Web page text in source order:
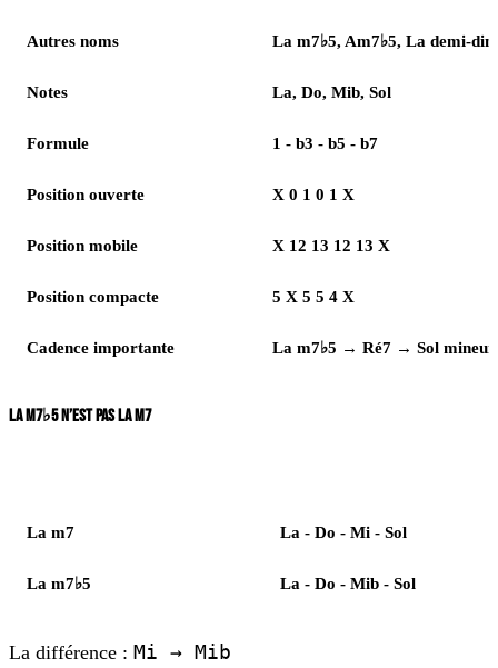
Autres noms La m7♭5, Am7♭5, La demi-
Notes La, Do, Mib, Sol
Formule 1 - b3 - b5 - b7
Position ouverte X 0 1 0 1 X
Position mobile X 12 13 12 13 X
Position compacte 5 X 5 5 4 X
Cadence importante La m7♭5 → Ré7 → Sol mineur
LA M7♭5 N’EST PAS LA M7
La m7 La - Do - Mi - Sol
La m7♭5 La - Do - Mib - Sol
La différence : Mi → Mib